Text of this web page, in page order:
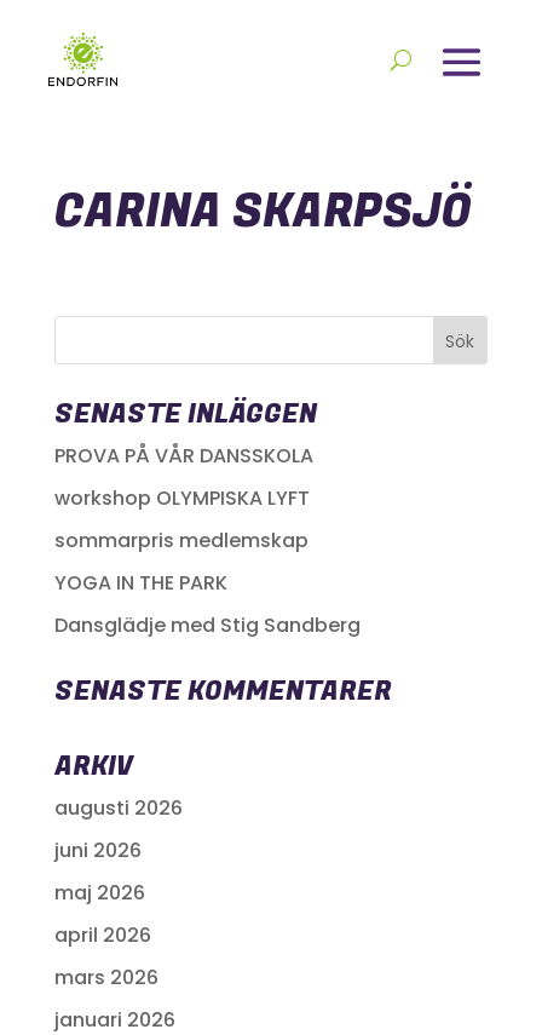
CARINA SKARPSJÖ
SENASTE INLÄGGEN
PROVA PÅ VÅR DANSSKOLA
workshop OLYMPISKA LYFT
sommarpris medlemskap
YOGA IN THE PARK
Dansglädje med Stig Sandberg
SENASTE KOMMENTARER
ARKIV
augusti 2026
juni 2026
maj 2026
april 2026
mars 2026
januari 2026